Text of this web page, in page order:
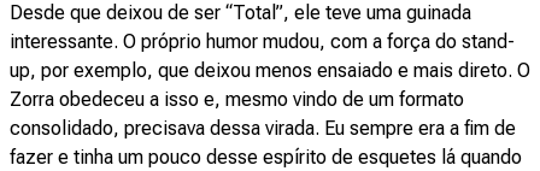
Desde que deixou de ser “Total”, ele teve uma guinada
interessante. O próprio humor mudou, com a força do stand-
up, por exemplo, que deixou menos ensaiado e mais direto. O
Zorra obedeceu a isso e, mesmo vindo de um formato
consolidado, precisava dessa virada. Eu sempre era a fim de
fazer e tinha um pouco desse espírito de esquetes lá quando